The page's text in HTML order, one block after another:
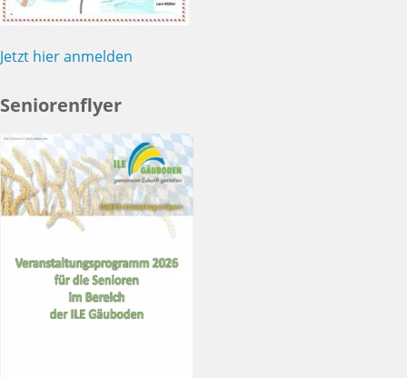
Jetzt hier anmelden
Seniorenflyer